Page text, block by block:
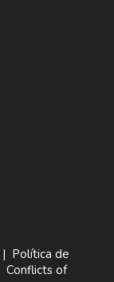
| Política de
Conflicts of